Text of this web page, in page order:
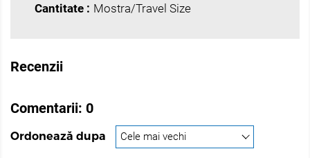
Cantitate : Mostra/Travel Size
Recenzii
Comentarii: 0
Ordonează dupa